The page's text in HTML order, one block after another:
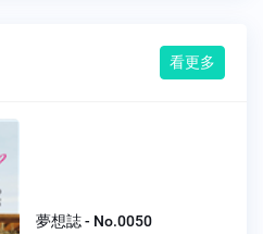
看更多
夢想誌 - No.0050